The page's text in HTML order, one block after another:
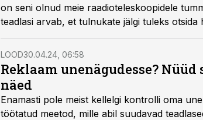
on seni olnud meie raadio­teleskoopidele
teadlasi arvab, et tulnukate jälgi tuleks otsida
LOOD30.04.24, 06:58
Reklaam unenägudesse?
näed
Enamasti pole meist kellelgi kontrolli oma
töötatud meetod, mille abil suudavad